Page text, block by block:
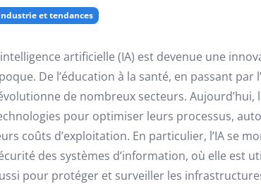
et tendances
artificielle (IA) est devenue une
De l’éducation à la santé, en passant
de nombreux secteurs. Aujourd’hui,
pour optimiser leurs processus,
coûts d’exploitation. En particulier, l’IA se
des systèmes d’information, où elle est
pour protéger et surveiller les